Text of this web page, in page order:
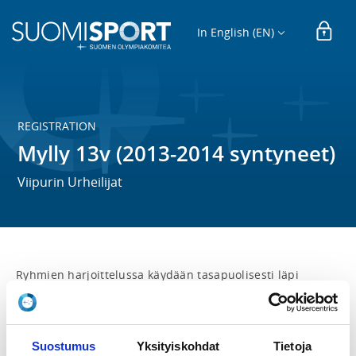
Suostumus Yksityiskohdat Tietoja
In English (EN)
REGISTRATION
Mylly 13v (2013-2014 syntyneet)
Viipurin Urheilijat
Ryhmien harjoittelussa käydään tasapuolisesti läpi
kaikkia yleisurheilun osa-alueita ja lajien tekniikoita
ikäryhmälle sopivalla tavalla. Vähitellen
yleisurheilukoulusta voi kehittyä myös kilpailemista
käsittävä nousujohteinen yleisurheiluharrastus.